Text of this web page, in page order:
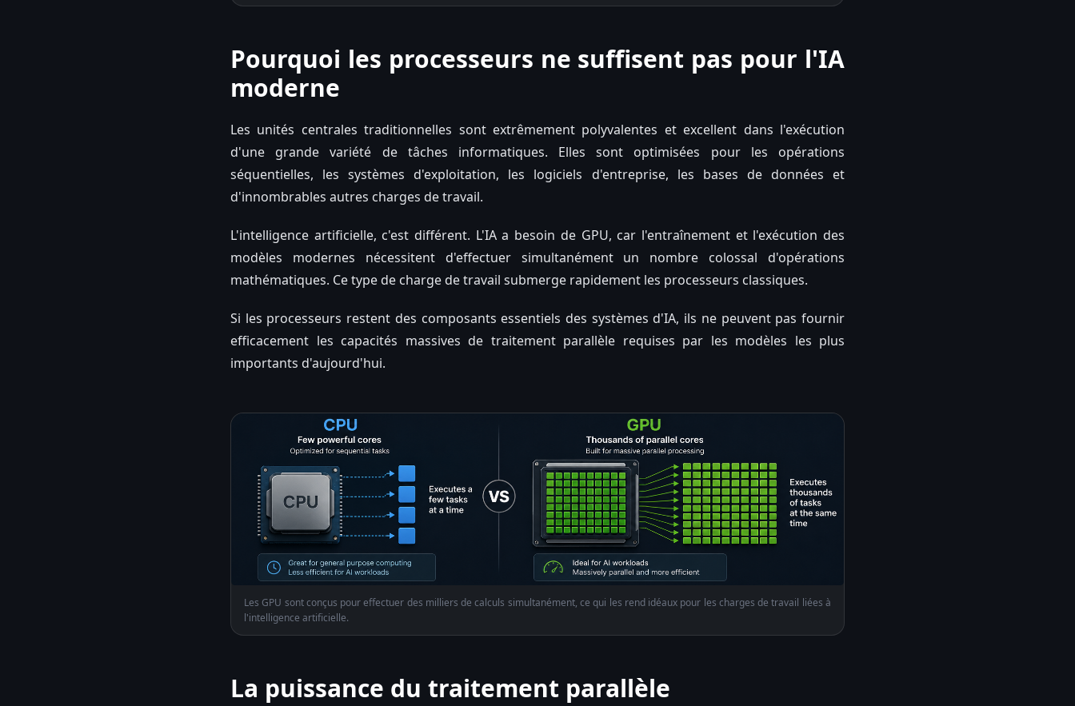
Pourquoi les processeurs ne suffisent pas pour l'IA
moderne
Les unités centrales traditionnelles sont extrêmement polyvalentes et excellent dans l'exécution
d'une grande variété de tâches informatiques. Elles sont optimisées pour les opérations
séquentielles, les systèmes d'exploitation, les logiciels d'entreprise, les bases de données et
d'innombrables autres charges de travail.
L'intelligence artificielle, c'est différent. L'IA a besoin de GPU, car l'entraînement et l'exécution des
modèles modernes nécessitent d'effectuer simultanément un nombre colossal d'opérations
mathématiques. Ce type de charge de travail submerge rapidement les processeurs classiques.
Si les processeurs restent des composants essentiels des systèmes d'IA, ils ne peuvent pas fournir
efficacement les capacités massives de traitement parallèle requises par les modèles les plus
importants d'aujourd'hui.
Les GPU sont conçus pour effectuer des milliers de calculs simultanément, ce qui les rend idéaux pour les charges de travail liées à
l'intelligence artificielle.
La puissance du traitement parallèle